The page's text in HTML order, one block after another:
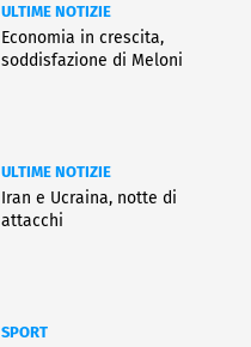
ULTIME NOTIZIE
Economia in crescita,
soddisfazione di Meloni
ULTIME NOTIZIE
Iran e Ucraina, notte di
attacchi
SPORT